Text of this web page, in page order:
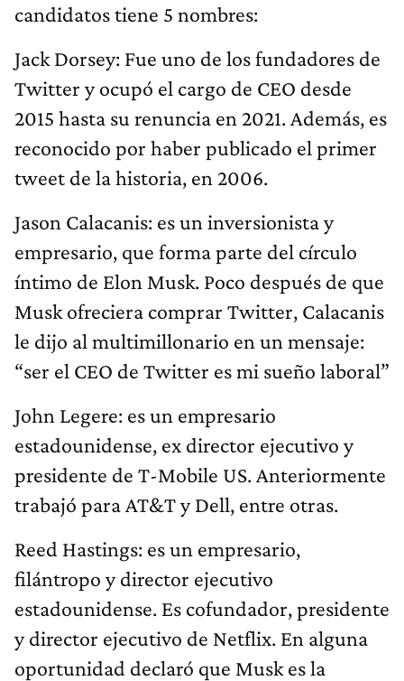
candidatos tiene 5 nombres:
Jack Dorsey: Fue uno de los fundadores de
Twitter y ocupó el cargo de CEO desde
2015 hasta su renuncia en 2021. Además, es
reconocido por haber publicado el primer
tweet de la historia, en 2006.
Jason Calacanis: es un inversionista y
empresario, que forma parte del círculo
íntimo de Elon Musk. Poco después de que
Musk ofreciera comprar Twitter, Calacanis
le dijo al multimillonario en un mensaje:
“ser el CEO de Twitter es mi sueño laboral”
John Legere: es un empresario
estadounidense, ex director ejecutivo y
presidente de T-Mobile US. Anteriormente
trabajó para AT&T y Dell, entre otras.
Reed Hastings: es un empresario,
filántropo y director ejecutivo
estadounidense. Es cofundador, presidente
y director ejecutivo de Netflix. En alguna
oportunidad declaró que Musk es la